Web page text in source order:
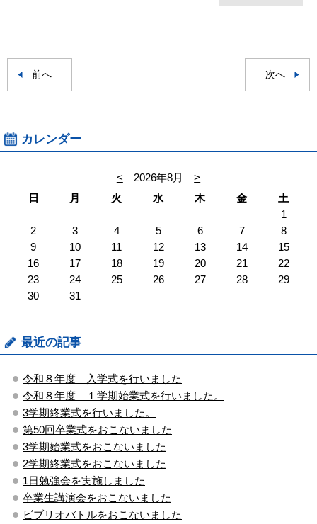
前へ 次へ
カレンダー
< 2026年8月
>
日
月 火 水 木 金
土
1
2
3 4 5 6 7
8
9
10 11 12 13 14
15
16
17 18 19 20 21
22
23
24 25 26 27 28
29
30
31
最近の記事
令和８年度 入学式を行いました
令和８年度 １学期始業式を行いました。
3学期終業式を行いました。
第50回卒業式をおこないました
3学期始業式をおこないました
2学期終業式をおこないました
1日勉強会を実施しました
卒業生講演会をおこないました
ビブリオバトルをおこないました